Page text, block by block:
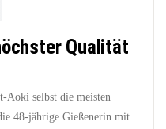
Qualität
Aoki selbst die meisten
48-jährige Gießenerin mit